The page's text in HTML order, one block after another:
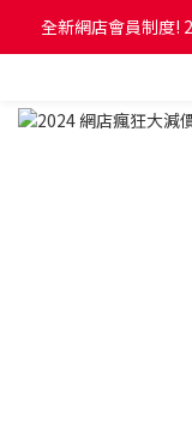
訂
全新網店會員制度!
訂